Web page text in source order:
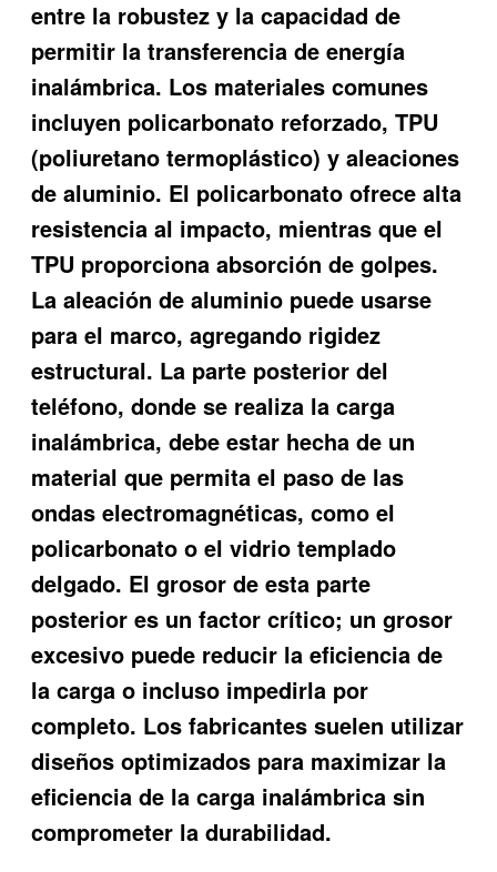
entre la robustez y la capacidad de
permitir la transferencia de energía
inalámbrica. Los materiales comunes
incluyen policarbonato reforzado, TPU
(poliuretano termoplástico) y aleaciones
de aluminio. El policarbonato ofrece alta
resistencia al impacto, mientras que el
TPU proporciona absorción de golpes.
La aleación de aluminio puede usarse
para el marco, agregando rigidez
estructural. La parte posterior del
teléfono, donde se realiza la carga
inalámbrica, debe estar hecha de un
material que permita el paso de las
ondas electromagnéticas, como el
policarbonato o el vidrio templado
delgado. El grosor de esta parte
posterior es un factor crítico; un grosor
excesivo puede reducir la eficiencia de
la carga o incluso impedirla por
completo. Los fabricantes suelen utilizar
diseños optimizados para maximizar la
eficiencia de la carga inalámbrica sin
comprometer la durabilidad.